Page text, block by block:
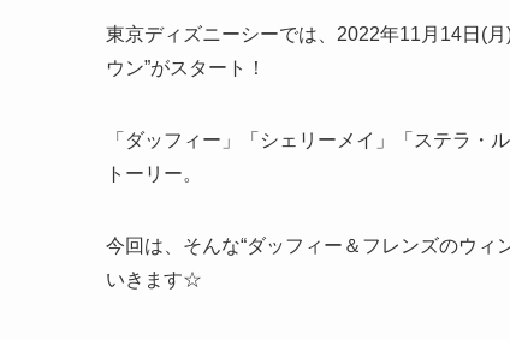
東京ディズニーシーでは、2022年11月14日(
ウン”がスタート！
「ダッフィー」「シェリーメイ」「ステラ・
トーリー。
今回は、そんな“ダッフィー＆フレンズのウ
いきます☆